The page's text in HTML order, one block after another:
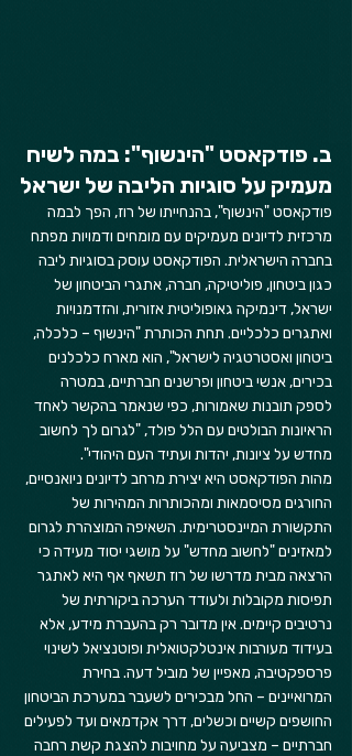
ב. פודקאסט "הינשוף": במה לשיח
מעמיק על סוגיות הליבה של ישראל
פודקאסט "הינשוף", בהנחייתו של רוז, הפך לבמה
מרכזית לדיונים מעמיקים עם מומחים ודמויות מפתח
בחברה הישראלית. הפודקאסט עוסק בסוגיות ליבה
כגון ביטחון, פוליטיקה, חברה, אתגרי הביטחון של
ישראל, דינמיקה גאופוליטית אזורית, והזדמנויות
ואתגרים כלכליים. תחת הכותרת "הינשוף – כלכלה,
ביטחון ואסטרטגיה לישראל", הוא מארח כלכלנים
בכירים, אנשי ביטחון ופרשנים חברתיים, במטרה
לספק תובנות שאמורות, כפי שנאמר בהקשר לאחד
הראיונות הבולטים עם הלל פולד, "לגרום לך לחשוב
מחדש על ציונות, יהדות ועתיד העם היהודי".
מהות הפודקאסט היא יצירת מרחב לדיונים ניואנסיים,
החורגים מסיסמאות ומהכותרות המהירות של
התקשורת המיינסטרימית. השאיפה המוצהרת לגרום
למאזינים "לחשוב מחדש" על מושגי יסוד מעידה כי
הרצאה מבית מדרשו של רוז תשאף אף היא לאתגר
תפיסות מקובלות ולעודד הערכה ביקורתית של
נרטיבים קיימים. אין מדובר רק בהעברת מידע, אלא
בעידוד מעורבות אינטלקטואלית ופוטנציאל לשינוי
פרספקטיבה, מאפיין של מוביל דעה. בחירת
המרואיינים – החל מבכירים לשעבר במערכת הביטחון
החושפים קשיים וכשלים, דרך אקדמאים ועד לפעילים
חברתיים – מצביעה על מחויבות להצגת קשת רחבה